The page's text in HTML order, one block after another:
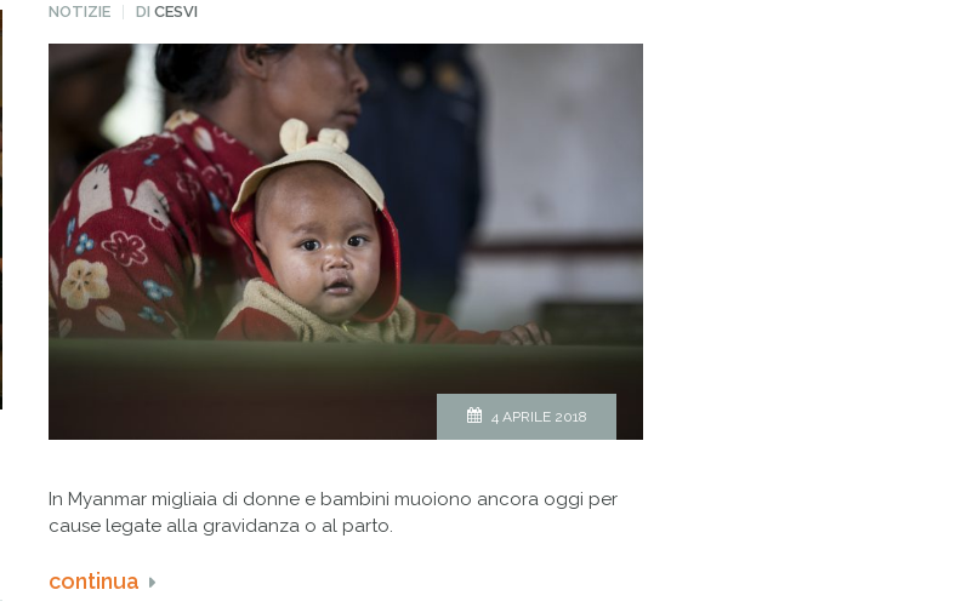
PUBBLICATO
NOTIZIE DICESVI
4 APRILE 2018
In Myanmar migliaia di donne e bambini muoiono ancora oggi per
cause legate alla gravidanza o al parto.
continua